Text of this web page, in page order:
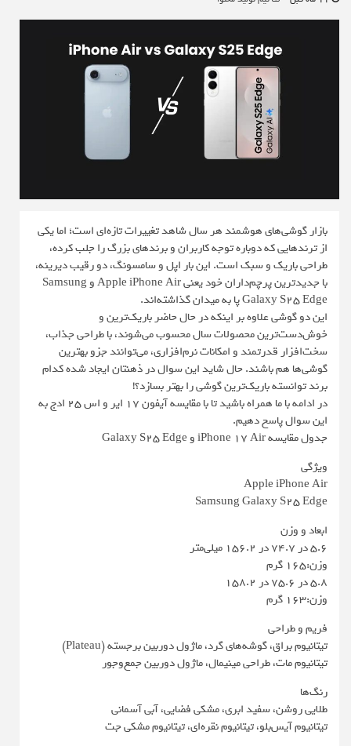
بازار گوشی‌های هوشمند هر سال شاهد تغییرات تازه‌ای است؛ اما یکی
از ترندهایی که دوباره توجه کاربران و برندهای بزرگ را جلب کرده،
طراحی باریک و سبک است. این بار اپل و سامسونگ، دو رقیب دیرینه،
با جدیدترین پرچم‌داران خود یعنی Apple iPhone Air و Samsung
Galaxy S25 Edge پا به میدان گذاشته‌اند.
این دو گوشی علاوه بر اینکه در حال حاضر باریک‌ترین و
خوش‌دست‌ترین محصولات سال محسوب می‌شوند، با طراحی جذاب،
سخت‌افزار قدرتمند و امکانات نرم‌افزاری، می‌توانند جزو بهترین
گوشی‌ها هم باشند. حال شاید این سوال در ذهنتان ایجاد شده کدام
برند توانسته باریک‌ترین گوشی را بهتر بسازد؟!
در ادامه با ما همراه باشید تا با مقایسه آیفون ۱۷ ایر و اس ۲۵ ادج به
این سوال پاسخ دهیم.
جدول مقایسه iPhone 17 Air و Galaxy S25 Edge
ویژگی
Apple iPhone Air
Samsung Galaxy S25 Edge
ابعاد و وزن
5.6 در 74.7 در 156.2 میلی‌متر
وزن:165 گرم
5.8 در 75.6 در 158.2
وزن:163 گرم
فریم و طراحی
تیتانیوم براق، گوشه‌های گرد، ماژول دوربین برجسته (Plateau)
تیتانیوم مات، طراحی مینیمال، ماژول دوربین جمع‌وجور
رنگ‌ها
طلایی روشن، سفید ابری، مشکی فضایی، آبی آسمانی
تیتانیوم آیس‌بلو، تیتانیوم نقره‌ای، تیتانیوم مشکی جت